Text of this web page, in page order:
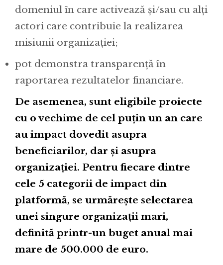
domeniul în care activează și/sau cu alți
actori care contribuie la realizarea
misiunii organizației;
pot demonstra transparență în
raportarea rezultatelor financiare.
De asemenea, sunt eligibile proiecte
cu o vechime de cel puțin un an care
au impact dovedit asupra
beneficiarilor, dar și asupra
organizației. Pentru fiecare dintre
cele 5 categorii de impact din
platformă, se urmărește selectarea
unei singure organizații mari,
definită printr-un buget anual mai
mare de 500.000 de euro.